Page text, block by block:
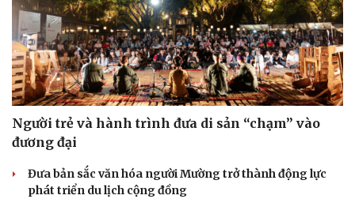
Người trẻ và hành trình đưa di sản “chạm” vào
đương đại
Đưa bản sắc văn hóa người Mường trở thành động lực
phát triển du lịch cộng đồng